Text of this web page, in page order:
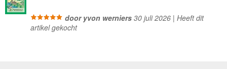
door yvon werniers30 juli 2026 | Heeft dit
artikel gekocht